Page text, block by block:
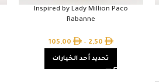
Inspired by Lady Million Paco
Rabanne
2,50
–
105,00
تحديد أحد الخيارات